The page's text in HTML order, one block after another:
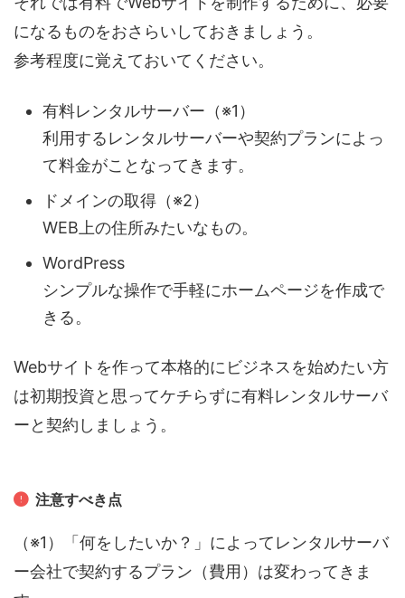
になるものをおさらいしておきましょう。
参考程度に覚えておいてください。
有料レンタルサーバー（※1）
利用するレンタルサーバーや契約プランによっ
て料金がことなってきます。
ドメインの取得（※2）
WEB上の住所みたいなもの。
WordPress
シンプルな操作で手軽にホームページを作成で
きる。
Webサイトを作って本格的にビジネスを始めたい方
は初期投資と思ってケチらずに有料レンタルサーバ
ーと契約しましょう。
注意すべき点
（※1）「何をしたいか？」によってレンタルサーバ
ー会社で契約するプラン（費用）は変わってきま